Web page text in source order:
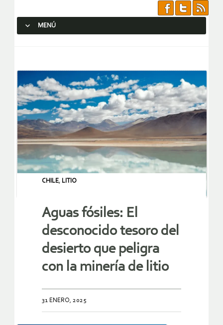
MENÚ
CHILE, LITIO
Aguas fósiles: El
desconocido tesoro del
desierto que peligra
con la minería de litio
31 ENERO, 2025